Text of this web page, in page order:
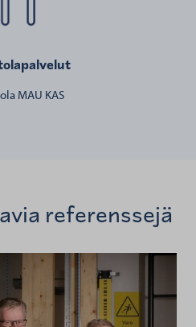
MAU KAS
referenssejä